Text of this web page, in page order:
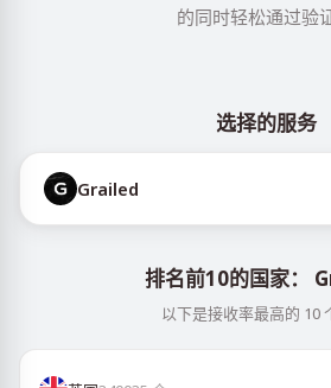
的同时轻松通过验证
选择的服务
Grailed
排名前10的国家：
以下是接收率最高的 10